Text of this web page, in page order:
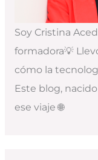
Soy Cristina
formadora💡
cómo la
Este blog,
ese viaje 🌐